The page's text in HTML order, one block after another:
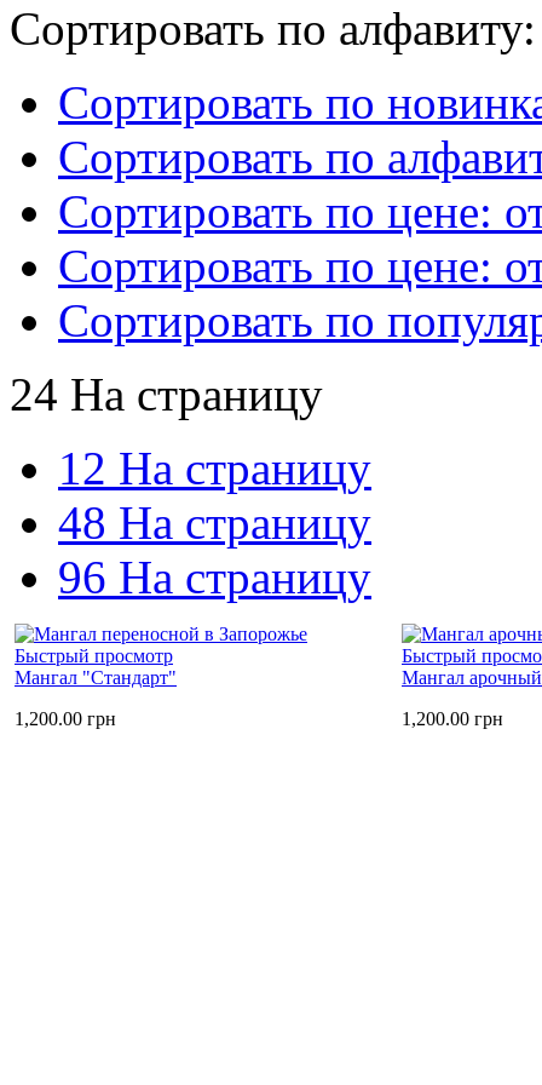
Сортировать по
Сортировать по
Сортировать по
Сортировать по цене:
Сортировать по цене:
Сортировать по
24 На страницу
12 На страницу
48 На страницу
96 На страницу
Быстрый просмотр
Мангал "Стандарт"
1,200.00 грн
Быстрый
Мангал
1,200.00 грн